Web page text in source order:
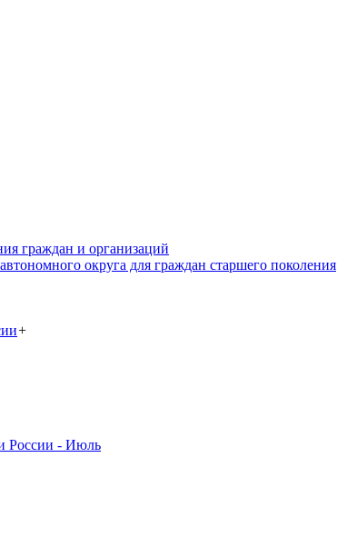
граждан и организаций
округа для граждан старшего поколения
+
России - Июль